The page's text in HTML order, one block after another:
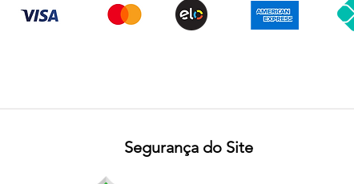
Segurança do Site